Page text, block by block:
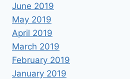
June 2019
May 2019
April 2019
March 2019
February 2019
January 2019